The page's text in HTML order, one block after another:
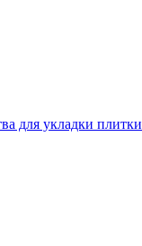
для укладки плитки